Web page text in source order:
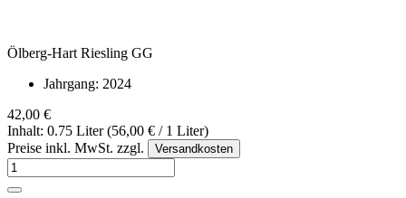
Ölberg-Hart Riesling GG
Jahrgang: 2024
42,00 €
Inhalt: 0.75 Liter (56,00 € / 1 Liter)
Preise inkl. MwSt. zzgl.
Versandkosten